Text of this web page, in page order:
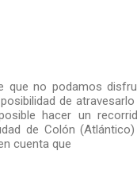
que no podamos
de
hacer un
de Colón
cuenta que